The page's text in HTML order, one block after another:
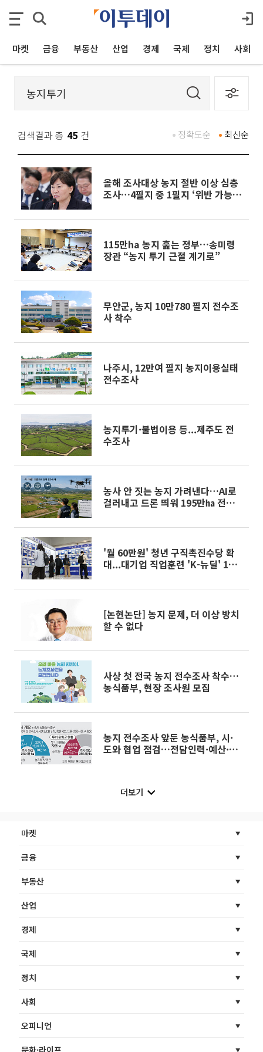
마켓 금융 부동산 산업 경제 국제 정치 사회
검색결과 총 45 건 최신순
정확도순
올해 조사대상 농지 절반 이상 심층
조사…4필지 중 1필지 ‘위반 가능
115만ha 농지 훑는 정부…송미령
장관 “농지 투기 근절 계기로”
무안군, 농지 10만780 필지 전수조
사 착수
나주시, 12만여 필지 농지이용실태
전수조사
농지투기·불법이용 등...제주도 전
수조사
농사 안 짓는 농지 가려낸다…AI로
걸러내고 드론 띄워 195만㏊ 전수
'월 60만원' 청년 구직촉진수당 확
대...대기업 직업훈련 'K-뉴딜' 1만
[논현논단] 농지 문제, 더 이상 방치
할 수 없다
사상 첫 전국 농지 전수조사 착수…
농식품부, 현장 조사원 모집
농지 전수조사 앞둔 농식품부, 시·
도와 협업 점검…전담인력·예산·홍
더보기
마켓
금융
부동산
산업
경제
국제
정치
사회
오피니언
문화·라이프